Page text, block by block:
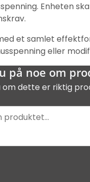
Enheten
et samlet
eller
på noe om
om dette er riktig